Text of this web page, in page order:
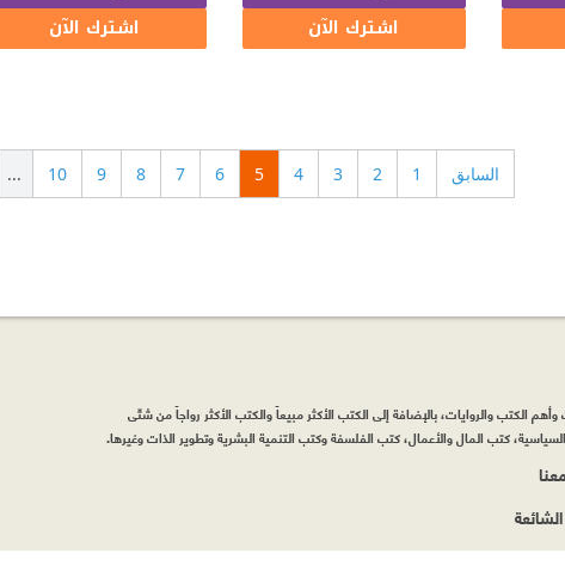
اشترك الآن
اشترك الآن
السابق 1
2
3
4
5
6
7
8
9
10
...
الكتب والروايات، بالإضافة إلى الكتب الأكثر مبيعاً والكتب الأكثر رواجاً من شتّى
كتب المال والأعمال، كتب الفلسفة وكتب التنمية البشرية وتطوير الذات وغيرها.